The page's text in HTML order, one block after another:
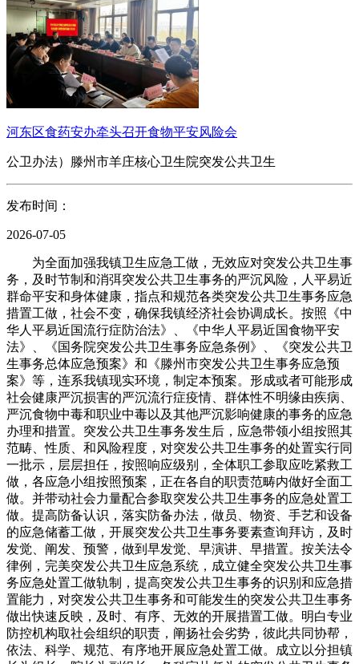
河东区食药安办牵头召开食物平安风险会
公卫办法）滕州市羊庄核心卫生院突发公共卫生
发布时间：
2026-07-05
为全面加强我镇卫生应急工做，无效应对突发公共卫生事
务，及时节制和消弭突发公共卫生事务的严沉风险，人平易近
群命平安和身体健康，指点和规范各类突发公共卫生事务应急
措置工做，社会不变，确保我镇经济社会协调成长。按照《中
华人平易近国流行症防治法》、《中华人平易近国食物平安
法》、《国务院突发公共卫生事务应急条例》、《突发公共卫
生事务总体应急预案》和《滕州市突发公共卫生事务应急预
案》等，连系我镇现实环境，制定本预案。形成或者可能形成
社会健康严沉损害的严沉流行症疫情、群体性不明缘由疾病、
严沉食物中毒和职业中毒以及其他严沉影响健康的事务的应急
办理和措置。突发公共卫生事务发生后，应急带领小组按照其
范畴、性质、和风险程度，对突发公共卫生事务的处置实行同
一批示，层层担任，按照响应级别，全体职工参取应吃紧救工
做，各应急小组按照预案，正在各自的职责范畴内做好全面工
做。并带动社会力量配合参取突发公共卫生事务的应急处置工
做。提高防备认识，落实防备办法，做员、物资、手艺和设备
的应急储蓄工做，开展突发公共卫生事务要素查询拜访，及时
发觉、阐发、预警，做到早发觉、早演讲、早措置。按关法令
律例，完美突发公共卫生应急系统，成立健全突发公共卫生事
务应急处置工做轨制，提高突发公共卫生事务的识别和应急措
置能力，对突发公共卫生事务和可能发生的突发公共卫生事务
做出快速反映，及时、有序、无效的开展措置工做。明白专业
防控机构取社会组织的职责，阐扬社会劣势，彼此共同协帮，
依法、科学、规范、有序地开展应急处置工做。成立以分担镇